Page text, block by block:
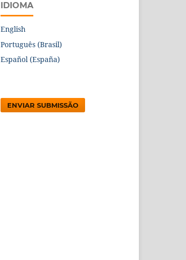
IDIOMA
English
Português (Brasil)
Español (España)
ENVIAR SUBMISSÃO